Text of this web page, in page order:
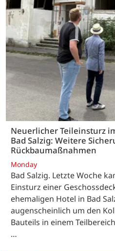
Neuerlicher Teileinsturz
Bad Salzig: Weitere
Rückbaumaßnahmen
Monday
Bad Salzig. Letzte Woche
Einsturz einer
ehemaligen Hotel in Bad
augenscheinlich um den
Bauteils in einem
…